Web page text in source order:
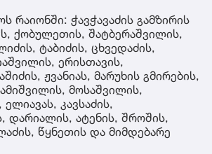
რაიონში: ჭავჭავაძის გამზირის
ქობულეთის, შატბერაშვილის,
ტაბიძის, ცხვედაძის,
ერისთავის,
ჟვანიას, მარუხის გმირების,
მოსაშვილის,
კავსაძის,
დარიალის, ატენის, შროშის,
წყნეთის და მიმდებარე